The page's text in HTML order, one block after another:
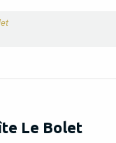
Le Bolet